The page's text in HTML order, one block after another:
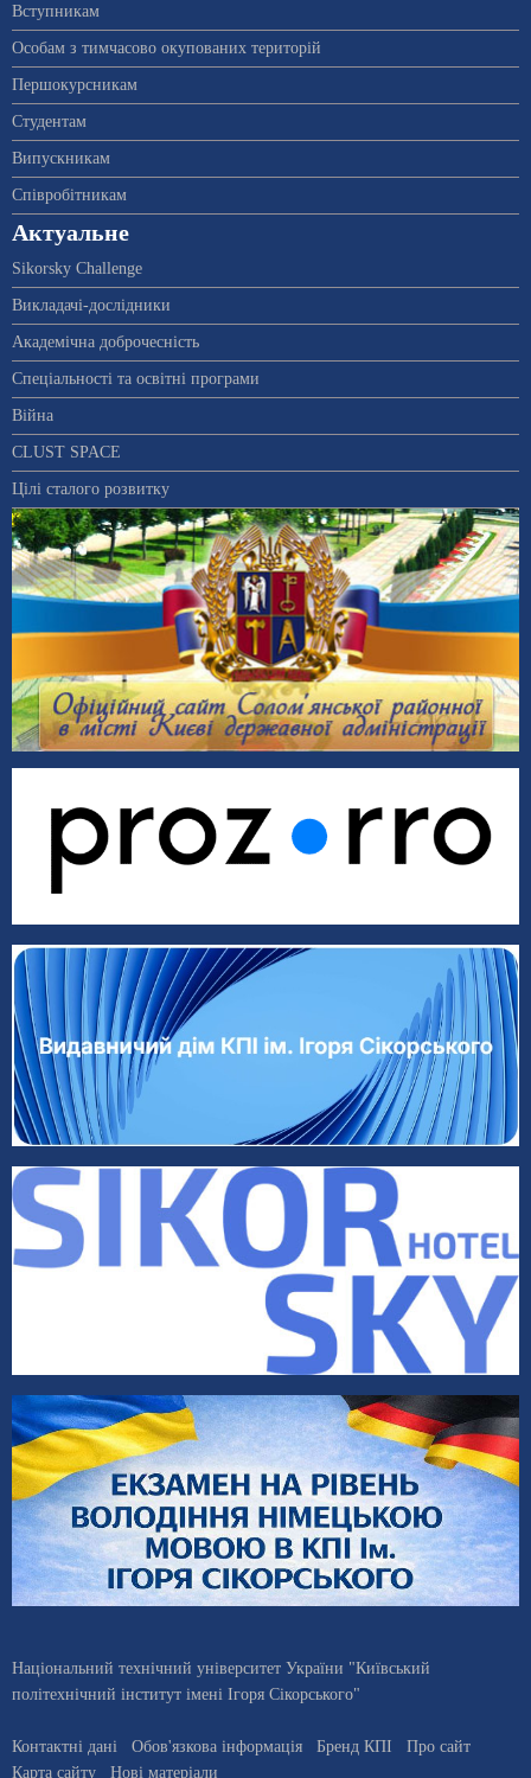
Вступникам
Особам з тимчасово окупованих територій
Першокурсникам
Студентам
Випускникам
Співробітникам
Актуальне
Sikorsky Challenge
Викладачі-дослідники
Академічна доброчесність
Спеціальності та освітні програми
Війна
CLUST SPACE
Цілі сталого розвитку
Національний технічний університет України "Київський
політехнічний інститут імені Ігоря Сікорського"
Контактні дані Обов'язкова інформація Бренд КПІ
Про сайт
Карта сайту
Нові матеріали